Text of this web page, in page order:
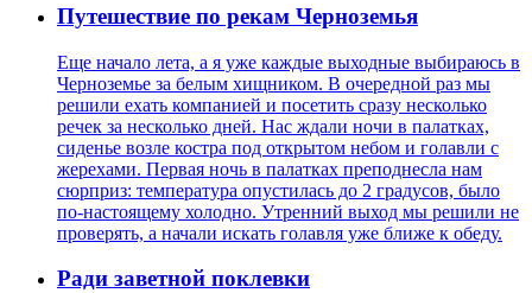
Путешествие по рекам Черноземья
Еще начало лета, а я уже каждые выходные выбираюсь в
Черноземье за белым хищником. В очередной раз мы
решили ехать компанией и посетить сразу несколько
речек за несколько дней. Нас ждали ночи в палатках,
сиденье возле костра под открытом небом и голавли с
жерехами. Первая ночь в палатках преподнесла нам
сюрприз: температура опустилась до 2 градусов, было
по-настоящему холодно. Утренний выход мы решили не
проверять, а начали искать голавля уже ближе к обеду.
Ради заветной поклевки